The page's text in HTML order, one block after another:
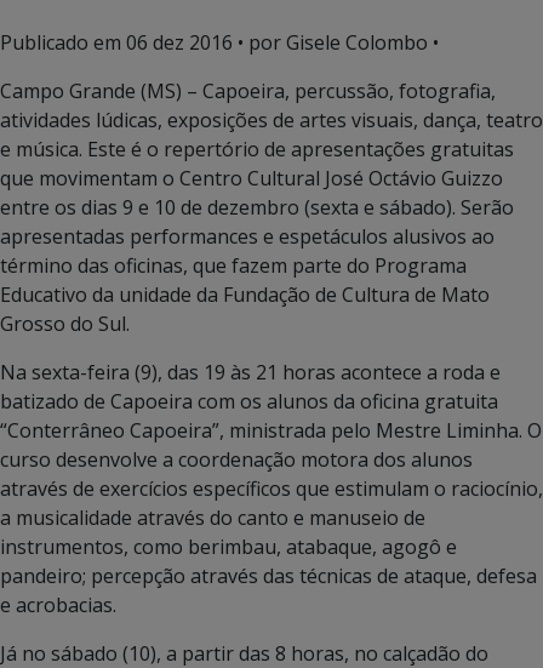
Publicado em 06 dez 2016 • por Gisele Colombo •
Campo Grande (MS) – Capoeira, percussão, fotografia,
atividades lúdicas, exposições de artes visuais, dança, teatro
e música. Este é o repertório de apresentações gratuitas
que movimentam o Centro Cultural José Octávio Guizzo
entre os dias 9 e 10 de dezembro (sexta e sábado). Serão
apresentadas performances e espetáculos alusivos ao
término das oficinas, que fazem parte do Programa
Educativo da unidade da Fundação de Cultura de Mato
Grosso do Sul.
Na sexta-feira (9), das 19 às 21 horas acontece a roda e
batizado de Capoeira com os alunos da oficina gratuita
“Conterrâneo Capoeira”, ministrada pelo Mestre Liminha. O
curso desenvolve a coordenação motora dos alunos
através de exercícios específicos que estimulam o raciocínio,
a musicalidade através do canto e manuseio de
instrumentos, como berimbau, atabaque, agogô e
pandeiro; percepção através das técnicas de ataque, defesa
e acrobacias.
Já no sábado (10), a partir das 8 horas, no calçadão do